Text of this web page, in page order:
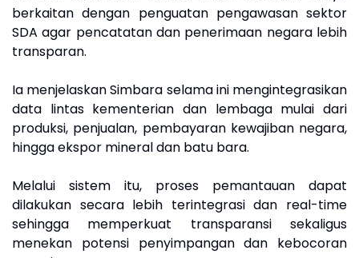
berkaitan dengan penguatan pengawasan sektor
SDA agar pencatatan dan penerimaan negara lebih
transparan.
Ia menjelaskan Simbara selama ini mengintegrasikan
data lintas kementerian dan lembaga mulai dari
produksi, penjualan, pembayaran kewajiban negara,
hingga ekspor mineral dan batu bara.
Melalui sistem itu, proses pemantauan dapat
dilakukan secara lebih terintegrasi dan real-time
sehingga memperkuat transparansi sekaligus
menekan potensi penyimpangan dan kebocoran